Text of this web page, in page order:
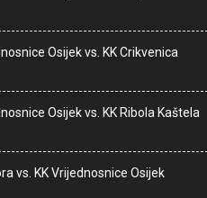
Osijek vs. KK Crikvenica
Osijek vs. KK Ribola Kaštela
vs. KK Vrijednosnice Osijek